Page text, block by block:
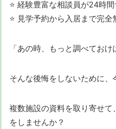
⭐ 経験豊富な相談員が24時間
⭐ 見学予約から入居まで完全
「あの時、もっと調べておけ
そんな後悔をしないために、
複数施設の資料を取り寄せ
をしませんか？